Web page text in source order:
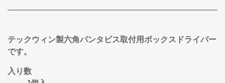
テックウィン製六角パンタビス取付用ボックスドライバー
です。
入り数